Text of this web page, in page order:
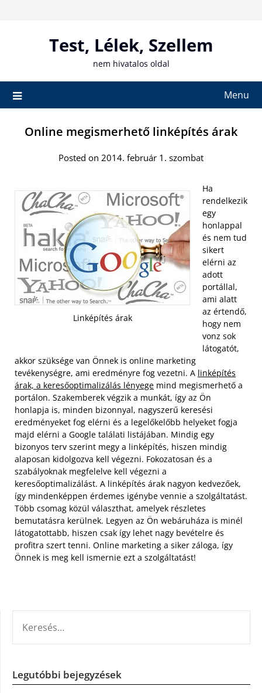
Test, Lélek, Szellem
nem hivatalos oldal
Menu
Online megismerhető linképítés árak
Posted on 2014. február 1. szombat
Linképítés árak
Ha
rendelkezik
egy
honlappal
és nem tud
sikert
elérni az
adott
portállal,
ami alatt
az értendő,
hogy nem
vonz sok
látogatót,
akkor szüksége van Önnek is online marketing
tevékenységre, ami eredményre fog vezetni. A linképítés
árak, a keresőoptimalizálás lényege mind megismerhető a
portálon. Szakemberek végzik a munkát, így az Ön
honlapja is, minden bizonnyal, nagyszerű keresési
eredményeket fog elérni és a legelőkelőbb helyeket fogja
majd elérni a Google találati listájában. Mindig egy
bizonyos terv szerint megy a linképítés, hiszen mindig
alaposan kidolgozva kell végezni. Fokozatosan és a
szabályoknak megfelelve kell végezni a
keresőoptimalizálást. A linképítés árak nagyon kedvezőek,
így mindenképpen érdemes igénybe vennie a szolgáltatást.
Több csomag közül választhat, amelyek részletes
bemutatásra kerülnek. Legyen az Ön webáruháza is minél
látogatottabb, hiszen csak így lehet nagy bevételre és
profitra szert tenni. Online marketing a siker záloga, így
Önnek is meg kell ismernie ezt a szolgáltatást!
Legutóbbi bejegyzések